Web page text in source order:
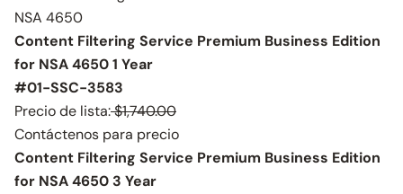
NSA 4650
Content Filtering Service Premium Business Edition
for NSA 4650 1 Year
#01-SSC-3583
Precio de lista:$1,740.00
Contáctenos para precio
Content Filtering Service Premium Business Edition
for NSA 4650 3 Year